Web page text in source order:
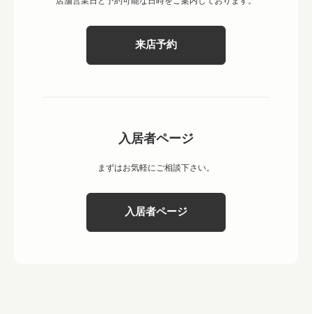
来店予約
入居者ページ
まずはお気軽にご相談下さい。
入居者ページ